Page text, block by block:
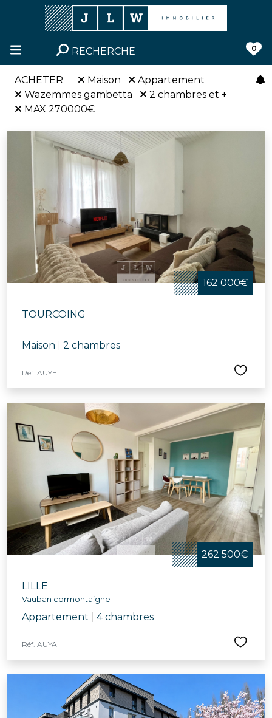
RECHERCHE 0
ACHETER Maison
Appartement
Wazemmes gambetta
2 chambres et +
MAX 270000€
162 000€
TOURCOING
Maison 2 chambres
Réf. AUYE
262 500€
LILLE
Vauban cormontaigne
Appartement 4 chambres
Réf. AUYA